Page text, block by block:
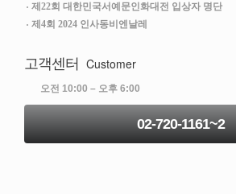
제22회 대한민국서예문인화대전 입상자 명단
제4회 2024 인사동비엔날레
고객센터 Customer
오전 10:00 – 오후 6:00
02-720-1161~2